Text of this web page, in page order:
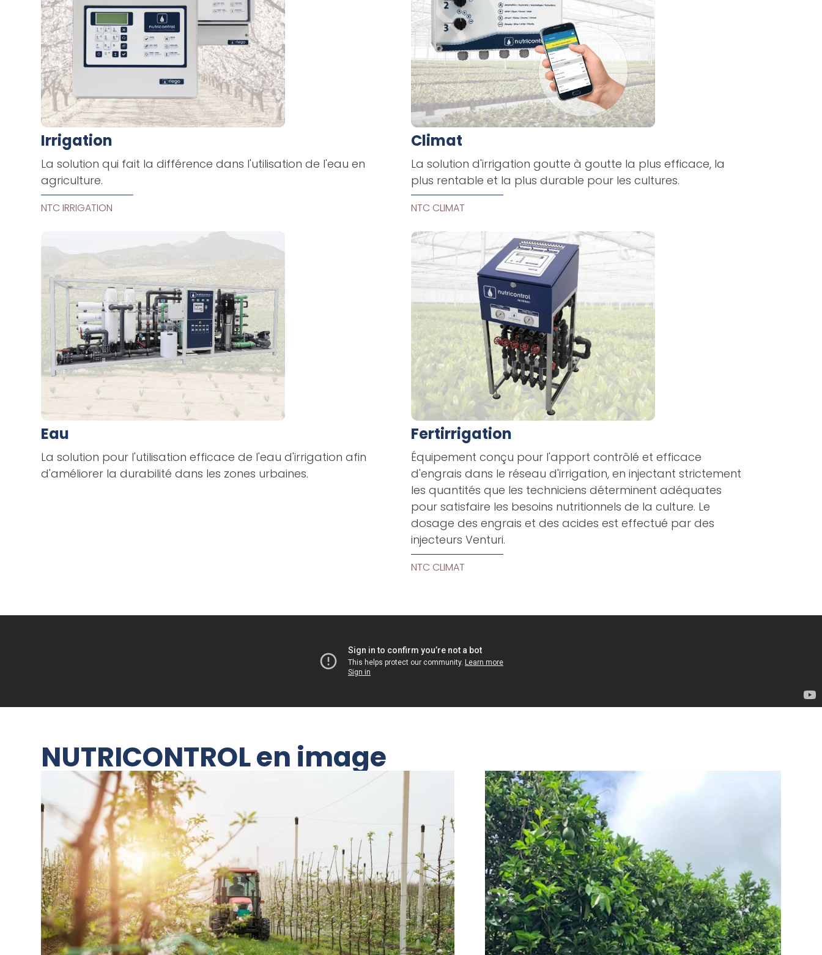
Irrigation
La solution qui fait la différence dans l'utilisation de l'eau en
agriculture.
NTC IRRIGATION
Climat
La solution d'irrigation goutte à goutte la plus efficace, la
plus rentable et la plus durable pour les cultures.
NTC CLIMAT
Eau
La solution pour l'utilisation efficace de l'eau d'irrigation afin
d'améliorer la durabilité dans les zones urbaines.
Fertirrigation
Équipement conçu pour l'apport contrôlé et efficace
d'engrais dans le réseau d'irrigation, en injectant strictement
les quantités que les techniciens déterminent adéquates
pour satisfaire les besoins nutritionnels de la culture. Le
dosage des engrais et des acides est effectué par des
injecteurs Venturi.
NTC CLIMAT
NUTRICONTROL en image